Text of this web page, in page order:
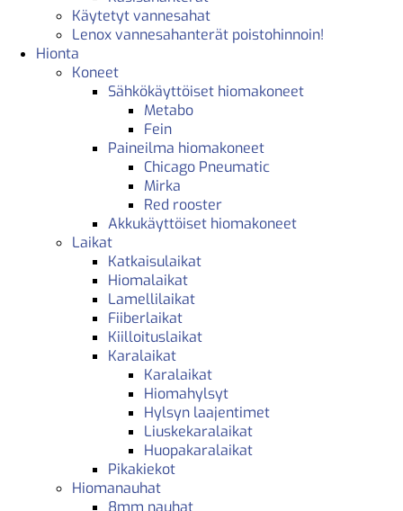
Käytetyt vannesahat
Lenox vannesahanterät poistohinnoin!
Hionta
Koneet
Sähkökäyttöiset hiomakoneet
Metabo
Fein
Paineilma hiomakoneet
Chicago Pneumatic
Mirka
Red rooster
Akkukäyttöiset hiomakoneet
Laikat
Katkaisulaikat
Hiomalaikat
Lamellilaikat
Fiiberlaikat
Kiilloituslaikat
Karalaikat
Karalaikat
Hiomahylsyt
Hylsyn laajentimet
Liuskekaralaikat
Huopakaralaikat
Pikakiekot
Hiomanauhat